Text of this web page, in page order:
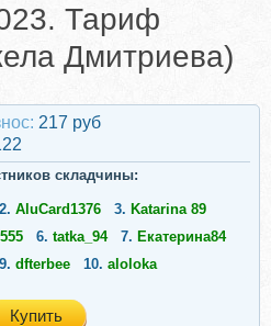
Тариф
Дмитриева)
217 руб
складчины:
2. AluCard1376 3. Katarina 89
6. tatka_94 7. Екатерина84
9. dfterbee 10. aloloka
Купить